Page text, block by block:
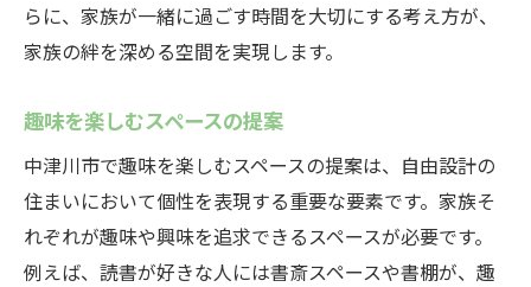
らに、家族が一緒に過ごす時間を大切にする考え方が、
家族の絆を深める空間を実現します。
趣味を楽しむスペースの提案
中津川市で趣味を楽しむスペースの提案は、自由設計の
住まいにおいて個性を表現する重要な要素です。家族そ
れぞれが趣味や興味を追求できるスペースが必要です。
例えば、読書が好きな人には書斎スペースや書棚が、趣